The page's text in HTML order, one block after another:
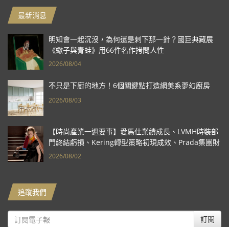
最新消息
明知會一起沉沒，為何還是刺下那一針？國巨典藏展
《蠍子與青蛙》用66件名作拷問人性
2026/08/04
不只是下廚的地方！6個關鍵點打造網美系夢幻廚房
2026/08/03
【時尚產業一週要事】愛馬仕業績成長、LVMH時裝部
門終結虧損、Kering轉型策略初現成效、Prada集團財
報亮眼
2026/08/02
追蹤我們
訂閱